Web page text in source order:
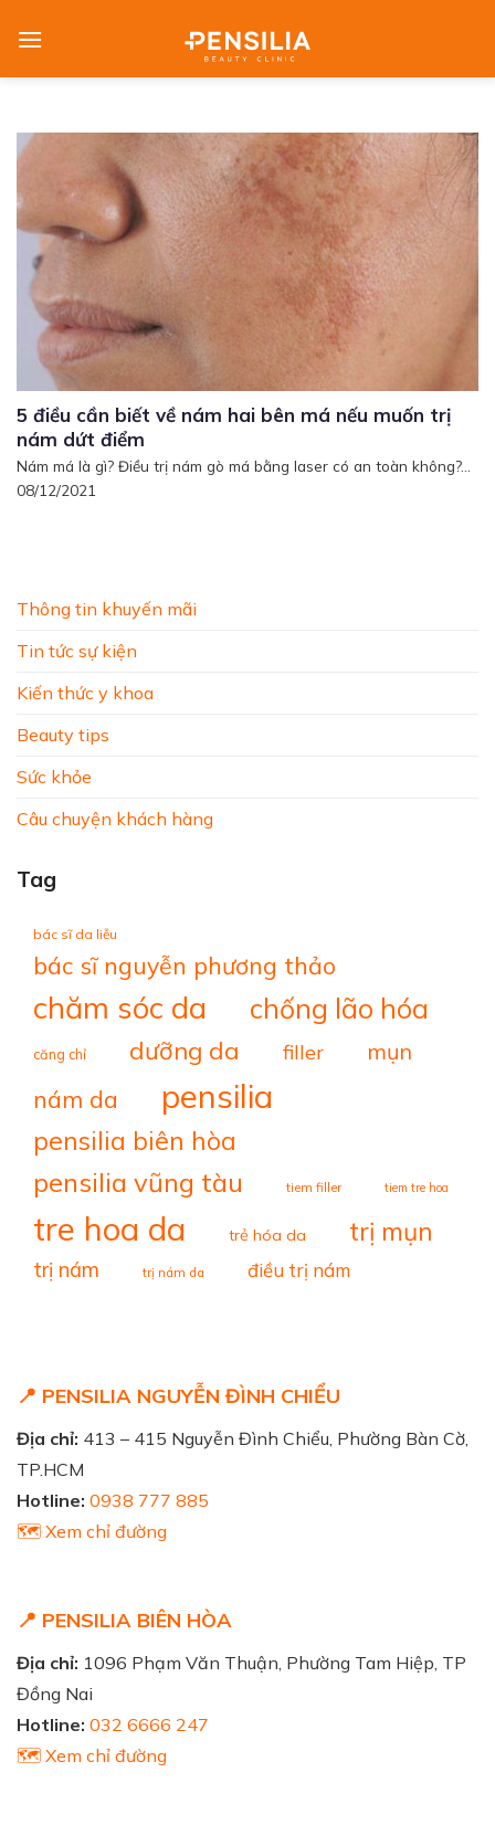
Thông tin khuyến mãi
Tin tức sự kiện
Kiến thức y khoa
Beauty tips
Sức khỏe
Câu chuyện khách hàng
Tag
bác sĩ da liễu
bác sĩ nguyễn phương thảo
chăm sóc da chống lão hóa
căng chỉ dưỡng da filler mụn
nám da pensilia
pensilia biên hòa
pensilia vũng tàu tiem filler tiem tre hoa
tre hoa da trẻ hóa da trị mụn
trị nám trị nám da điều trị nám
5 điều cần biết về nám hai bên má nếu muốn trị
nám dứt điểm
Nám má là gì? Điều trị nám gò má bằng laser có an toàn không?...
08/12/2021
📍 PENSILIA NGUYỄN ĐÌNH CHIỂU
Địa chỉ: 413 – 415 Nguyễn Đình Chiểu, Phường Bàn Cờ,
TP.HCM
Hotline: 0938 777 885
🗺️ Xem chỉ đường
📍 PENSILIA BIÊN HÒA
Địa chỉ: 1096 Phạm Văn Thuận, Phường Tam Hiệp, TP
Đồng Nai
Hotline: 032 6666 247
🗺️ Xem chỉ đường